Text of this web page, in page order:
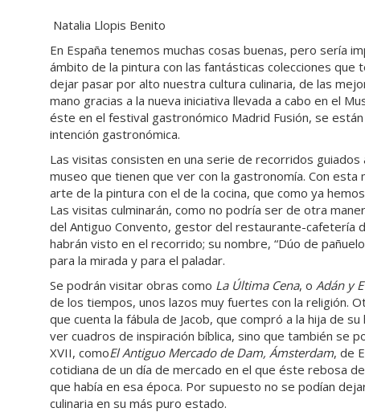
Natalia Llopis Benito
En España tenemos muchas cosas buenas, pero sería
ámbito de la pintura con las fantásticas colecciones
dejar pasar por alto nuestra cultura culinaria, de las
mano gracias a la nueva iniciativa llevada a cabo en el
éste en el festival gastronómico Madrid Fusión, se
intención gastronómica.
Las visitas consisten en una serie de recorridos
museo que tienen que ver con la gastronomía. Con
arte de la pintura con el de la cocina, que como ya
Las visitas culminarán, como no podría ser de otra
del Antiguo Convento, gestor del restaurante-cafetería
habrán visto en el recorrido; su nombre, “Dúo de
para la mirada y para el paladar.
Se podrán visitar obras como La Última Cena, o Adán y
de los tiempos, unos lazos muy fuertes con la religión.
que cuenta la fábula de Jacob, que compró a la hija de
ver cuadros de inspiración bíblica, sino que también se
XVII, comoEl Antiguo Mercado de Dam, Ámsterdam, de
cotidiana de un día de mercado en el que éste rebosa
que había en esa época. Por supuesto no se podían
culinaria en su más puro estado.